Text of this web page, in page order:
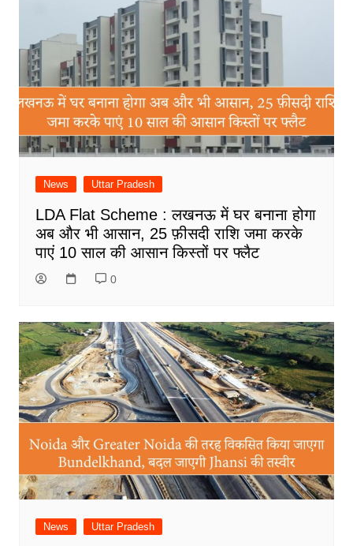
News Uttar Pradesh
LDA Flat Scheme : लखनऊ में घर बनाना होगा
अब और भी आसान, 25 फ़ीसदी राशि जमा करके
पाएं 10 साल की आसान किस्तों पर फ्लैट
0
News Uttar Pradesh